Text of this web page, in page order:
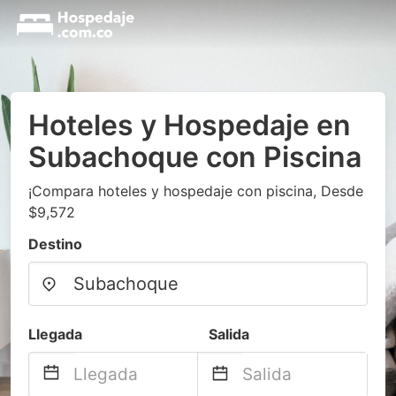
Hoteles y Hospedaje en
Subachoque con Piscina
¡Compara hoteles y hospedaje con piscina, Desde
$9,572
Destino
Llegada Salida